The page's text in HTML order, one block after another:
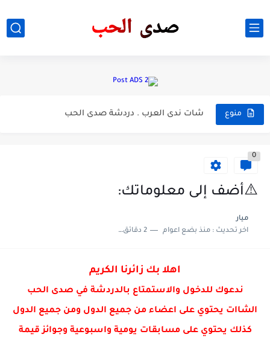
منوع شات ندى العرب . دردشة صدى الحب
0
⚠️أضف إلى معلوماتك:
ميار
اخر تحديث :منذ بضع اعوام 2 دقائق للقراءة
اهلا بك زائرنا الكريم
ندعوك للدخول والاستمتاع بالدردشة في صدى الحب
الشاات يحتوي على اعضاء من جميع الدول ومن جميع الدول
كذلك يحتوي على مسابقات يومية واسبوعية وجوائز قيمة